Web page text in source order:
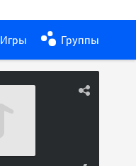
Игры Группы